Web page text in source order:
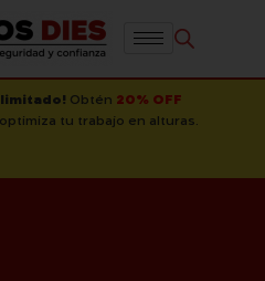
Obtén 20% OFF
tu trabajo en alturas.